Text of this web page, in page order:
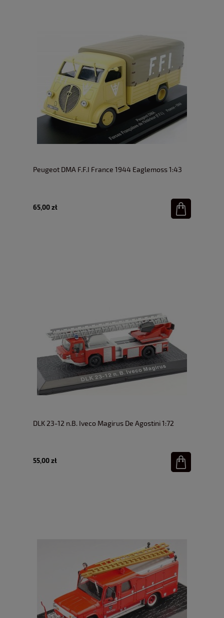
Peugeot DMA F.F.I France 1944 Eaglemoss 1:43
65,00 zł
DLK 23-12 n.B. Iveco Magirus De Agostini 1:72
55,00 zł